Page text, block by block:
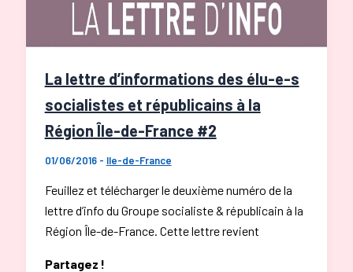
La lettre d’informations des élu-e-s
socialistes et républicains à la
Région Île-de-France #2
01/06/2016 - Ile-de-France
Feuillez et télécharger le deuxième numéro de la
lettre d’info du Groupe socialiste & républicain à la
Région Île-de-France. Cette lettre revient
Partagez !